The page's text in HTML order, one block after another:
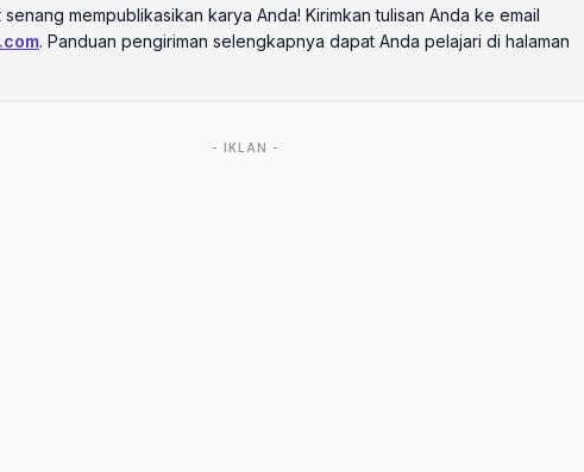
senang mempublikasikan karya Anda! Kirimkan tulisan Anda ke email
. Panduan pengiriman selengkapnya dapat Anda pelajari di halaman
- IKLAN -